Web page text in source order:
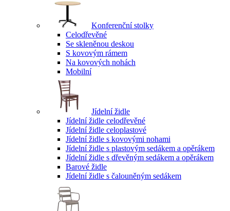
Konferenční stolky
Celodřevěné
Se skleněnou deskou
S kovovým rámem
Na kovových nohách
Mobilní
Jídelní židle
Jídelní židle celodřevěné
Jídelní židle celoplastové
Jídelní židle s kovovými nohami
Jídelní židle s plastovým sedákem a opěrákem
Jídelní židle s dřevěným sedákem a opěrákem
Barové židle
Jídelní židle s čalouněným sedákem